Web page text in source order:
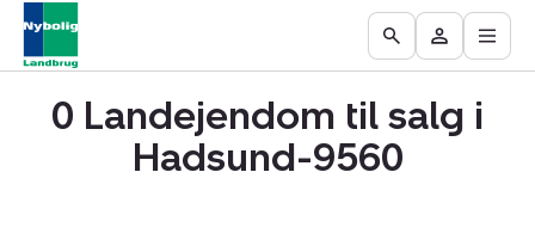
Ejendomme
til
Find
mægler
Få
vurderet
ejendom
Go
to
the
Search
page
Besøg
Mit
område
Åbn
0 Landejendom til salg i
Hadsund-9560